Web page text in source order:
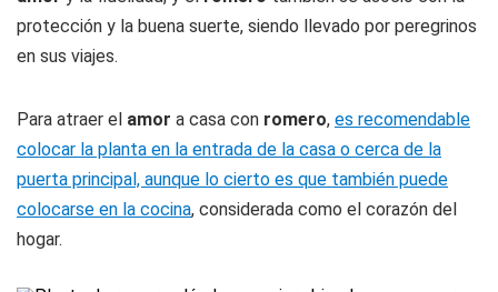
protección y la buena suerte, siendo llevado por peregrinos
en sus viajes.
Para atraer el amor a casa con romero, es recomendable
colocar la planta en la entrada de la casa o cerca de la
puerta principal, aunque lo cierto es que también puede
colocarse en la cocina, considerada como el corazón del
hogar.